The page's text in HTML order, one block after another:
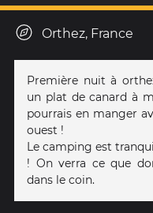
Orthez, France
Première nuit à
un plat de canard à
pourrais en manger
ouest !
Le camping est
! On verra ce que
dans le coin.